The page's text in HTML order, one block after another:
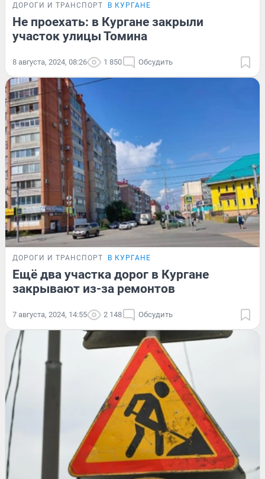
ДОРОГИ И ТРАНСПОРТ В КУРГАНЕ
Не проехать: в Кургане закрыли
участок улицы Томина
8 августа, 2024, 08:26 1 850 Обсудить
ДОРОГИ И ТРАНСПОРТ В КУРГАНЕ
Ещё два участка дорог в Кургане
закрывают из-за ремонтов
7 августа, 2024, 14:55 2 148 Обсудить